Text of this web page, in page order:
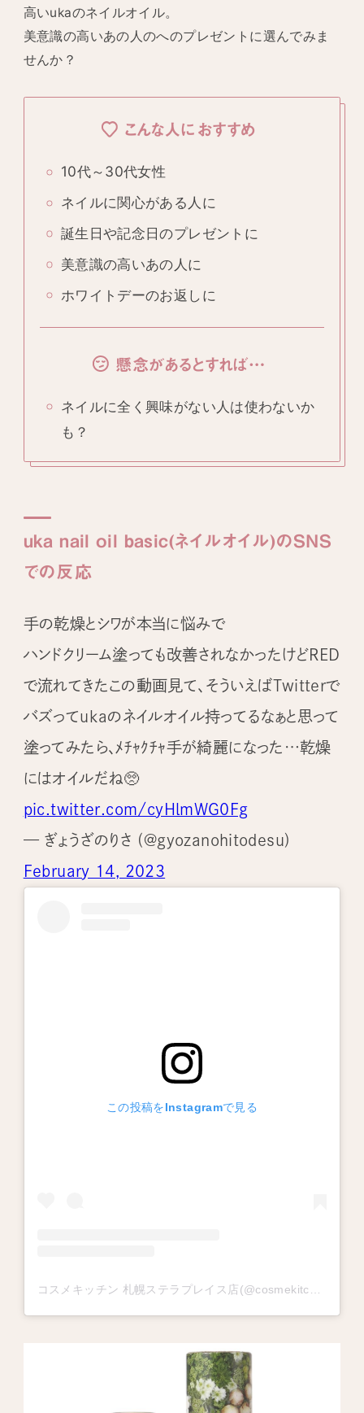
高いukaのネイルオイル。
美意識の高いあの人のへのプレゼントに選んでみま
せんか？
こんな人におすすめ
10代～30代女性
ネイルに関心がある人に
誕生日や記念日のプレゼントに
美意識の高いあの人に
ホワイトデーのお返しに
懸念があるとすれば…
ネイルに全く興味がない人は使わないか
も？
uka nail oil basic(ネイルオイル)のSNS
での反応
手の乾燥とシワが本当に悩みで
ハンドクリーム塗っても改善されなかったけどRED
で流れてきたこの動画見て、そういえばTwitterで
バズってukaのネイルオイル持ってるなぁと思って
塗ってみたら、ﾒﾁｬｸﾁｬ手が綺麗になった…乾燥
にはオイルだね🥺
pic.twitter.com/cyHlmWG0Fg
— ぎょうざのりさ (@gyozanohitodesu)
February 14, 2023
この投稿をInstagramで見る